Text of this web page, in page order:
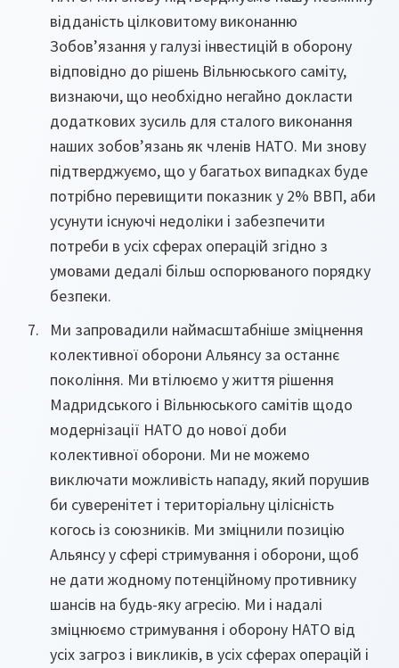
відданість цілковитому виконанню
Зобов’язання у галузі інвестицій в оборону
відповідно до рішень Вільнюського саміту,
визнаючи, що необхідно негайно докласти
додаткових зусиль для сталого виконання
наших зобов’язань як членів НАТО. Ми знову
підтверджуємо, що у багатьох випадках буде
потрібно перевищити показник у 2% ВВП, аби
усунути існуючі недоліки і забезпечити
потреби в усіх сферах операцій згідно з
умовами дедалі більш оспорюваного порядку
безпеки.
Ми запровадили наймасштабніше зміцнення
колективної оборони Альянсу за останнє
покоління. Ми втілюємо у життя рішення
Мадридського і Вільнюського самітів щодо
модернізації НАТО до нової доби
колективної оборони. Ми не можемо
виключати можливість нападу, який порушив
би суверенітет і територіальну цілісність
когось із союзників. Ми зміцнили позицію
Альянсу у сфері стримування і оборони, щоб
не дати жодному потенційному противнику
шансів на будь-яку агресію. Ми і надалі
зміцнюємо стримування і оборону НАТО від
усіх загроз і викликів, в усіх сферах операцій і